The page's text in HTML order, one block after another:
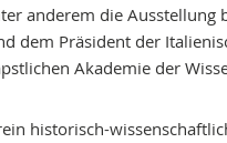
anderem die
dem Präsident der
Akademie der
historisch-